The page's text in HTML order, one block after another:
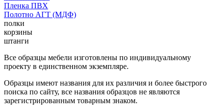
Пленка ПВХ
Полотно АГТ (МДФ)
полки
корзины
штанги
Все образцы мебели изготовлены по индивидуальному
проекту в единственном экземпляре.
Образцы имеют названия для их различия и более быстрого
поиска по сайту, все названия образцов не являются
зарегистрированным товарным знаком.